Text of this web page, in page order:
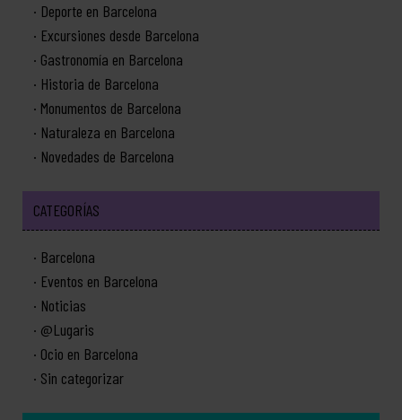
Deporte en Barcelona
Excursiones desde Barcelona
Gastronomía en Barcelona
Historia de Barcelona
Monumentos de Barcelona
Naturaleza en Barcelona
Novedades de Barcelona
CATEGORÍAS
Barcelona
Eventos en Barcelona
Noticias
@Lugaris
Ocio en Barcelona
Sin categorizar